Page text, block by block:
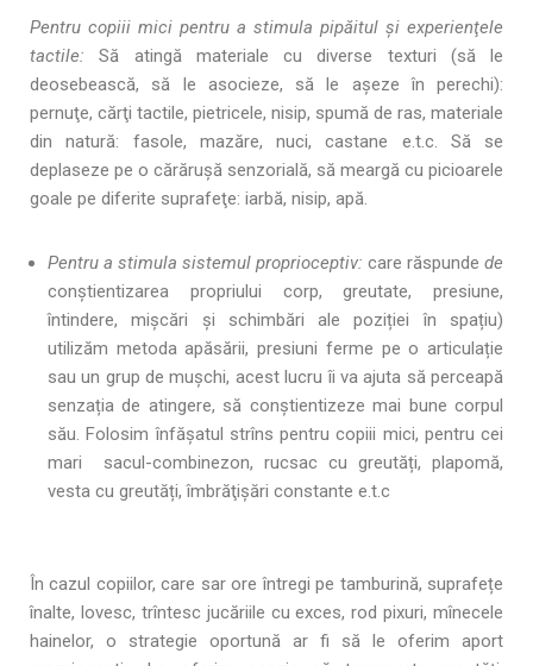
Pentru copiii mici pentru a stimula pipăitul şi experienţele
tactile: Să atingă materiale cu diverse texturi (să le
deosebească, să le asocieze, să le aşeze în perechi):
pernuţe, cărţi tactile, pietricele, nisip, spumă de ras, materiale
din natură: fasole, mazăre, nuci, castane e.t.c. Să se
deplaseze pe o cărăruşă senzorială, să meargă cu picioarele
goale pe diferite suprafeţe: iarbă, nisip, apă.
Pentru a stimula sistemul proprioceptiv: care răspunde de
conștientizarea propriului corp, greutate, presiune,
întindere, mișcări și schimbări ale poziției în spațiu)
utilizăm metoda apăsării, presiuni ferme pe o articulație
sau un grup de mușchi, acest lucru îi va ajuta să perceapă
senzația de atingere, să conștientizeze mai bune corpul
său. Folosim înfășatul strîns pentru copiii mici, pentru cei
mari sacul-combinezon, rucsac cu greutăți, plapomă,
vesta cu greutăți, îmbrăţişări constante e.t.c
În cazul copiilor, care sar ore întregi pe tamburină, suprafețe
înalte, lovesc, trîntesc jucăriile cu exces, rod pixuri, mînecele
hainelor, o strategie oportună ar fi să le oferim aport